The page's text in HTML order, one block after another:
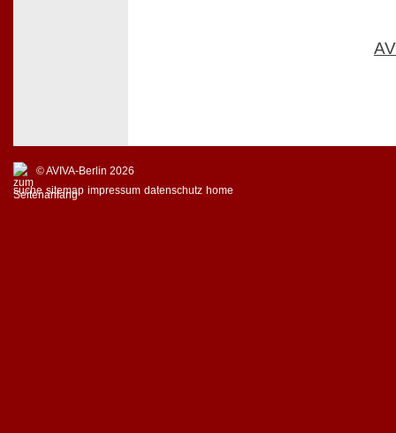
© AVIVA-Berlin 2026
suche sitemap impressum datenschutz home